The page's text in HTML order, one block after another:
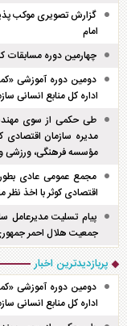
گزارش تصویری موکب
امام
چهارمین دوره مسابقات
دومین دوره آموزشی
اداره کل منابع انسانی
طی حکمی از سوی
مدیره سازمان
مؤسسه فرهنگی، ورزشی
اقتصادی کوثر با اخذ نظر
پیام تسلیت مدیرعامل
جمعیت هلال احمر
پربازدیدترین اخبار
دومین دوره آموزشی
اداره کل منابع انسانی